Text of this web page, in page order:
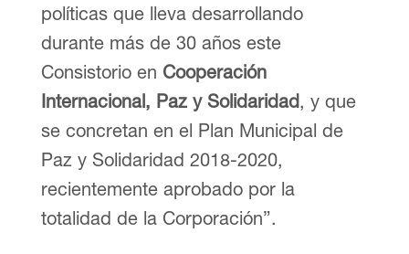
políticas que lleva desarrollando
durante más de 30 años este
Consistorio en Cooperación
Internacional, Paz y Solidaridad, y que
se concretan en el Plan Municipal de
Paz y Solidaridad 2018-2020,
recientemente aprobado por la
totalidad de la Corporación”.